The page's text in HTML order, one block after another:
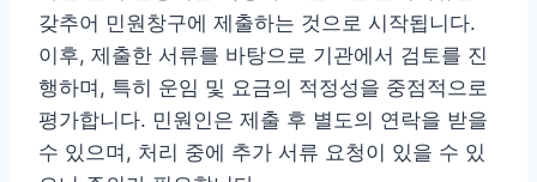
갖추어 민원창구에 제출하는 것으로 시작됩니다.
이후, 제출한 서류를 바탕으로 기관에서 검토를 진
행하며, 특히 운임 및 요금의 적정성을 중점적으로
평가합니다. 민원인은 제출 후 별도의 연락을 받을
수 있으며, 처리 중에 추가 서류 요청이 있을 수 있